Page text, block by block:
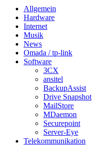
Allgemein
Hardware
Internet
Musik
News
Omada / tp-link
Software
3CX
ansitel
BackupAssist
Drive Snapshot
MailStore
MDaemon
Securepoint
Server-Eye
Telekommunikation